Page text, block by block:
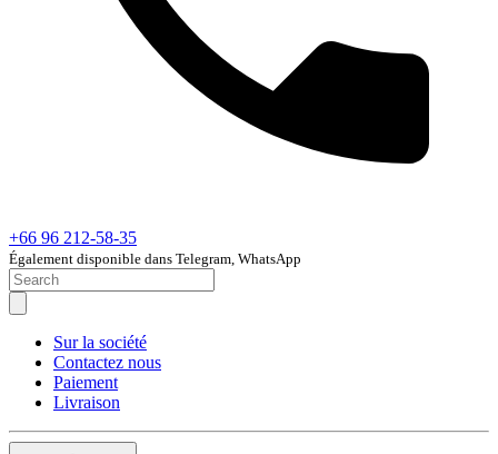
+66 96 212-58-35
Également disponible dans Telegram, WhatsApp
Sur la société
Contactez nous
Paiement
Livraison